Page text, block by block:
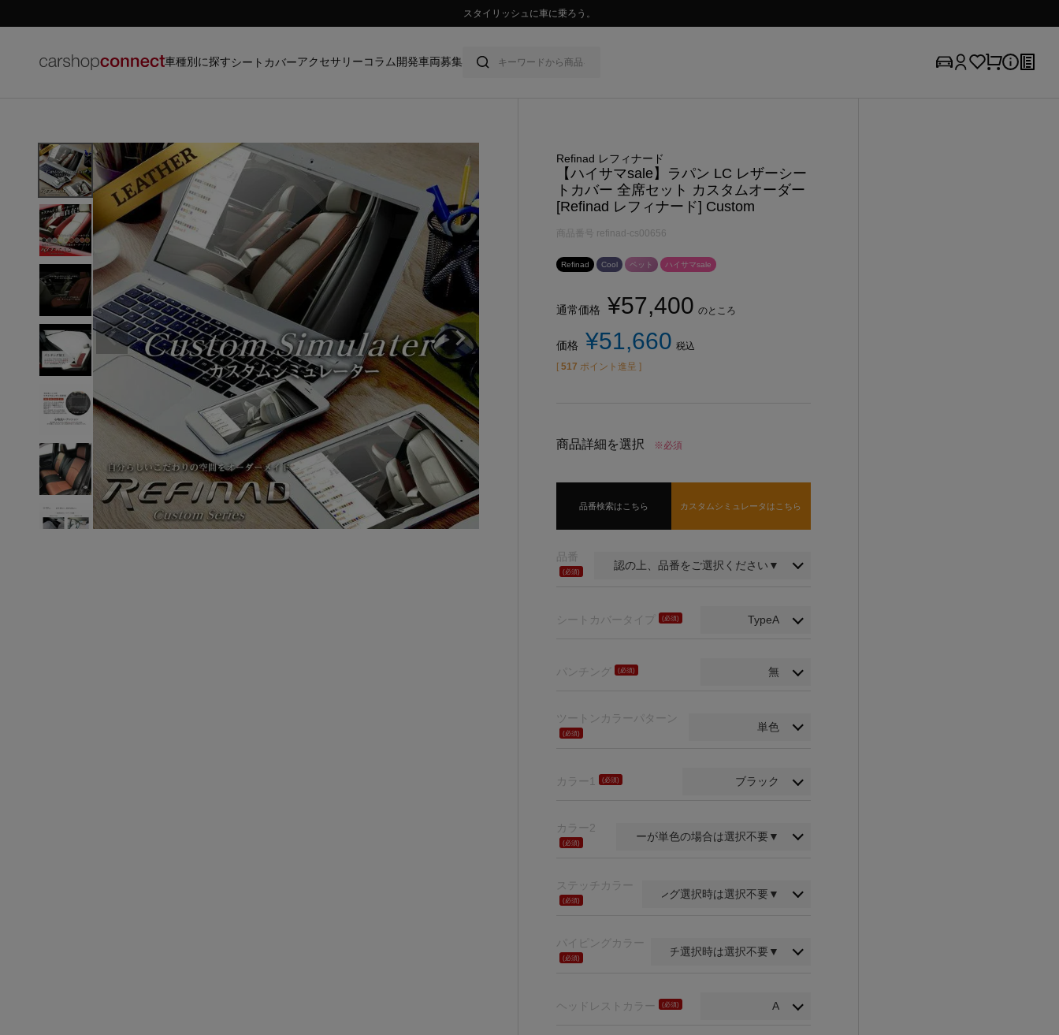
💛ハイサマーsale💛
車種別に探すシートカバーアクセサリーコラム 開発車両募集
Refinad レフィナード
【ハイサマsale】ラパン LC レザーシー
トカバー 全席セット カスタムオーダー
[Refinad レフィナード] Custom
商品番号 refinad-cs00656
Refinad Cool ペット ハイサマsale
通常価格 ¥57,400 のところ
価格 ¥51,660 税込
[ 517 ポイント進呈 ]
商品詳細を選択 ※必須
品番検索はこちら カスタムシミュレータはこちら
品番
シートカバータイプ
パンチング
ツートンカラーパターン
カラー1
カラー2
ステッチカラー
パイピングカラー
ヘッドレストカラー